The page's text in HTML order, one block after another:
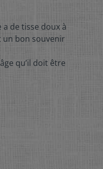
de tisse doux à
un bon souvenir
qu’il doit être